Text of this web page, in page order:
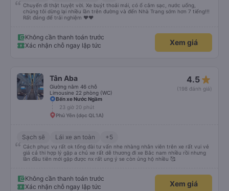
Chuyến đi thật tuyệt vời. Xe buýt thoải mái, có ổ cắm sạc, nước uống,
chúng tôi dừng lại nhiều lần trên đường và đến Nhà Trang sớm hơn 7 tiếng!!!
Rất đáng để trải nghiệm ♥️♥️
Không cần thanh toán trước
Xác nhận chỗ ngay lập tức
Xem giá
Tân Aba
Giường nằm 46 chỗ
Limousine 22 phòng (WC)
4.5 star_rate
(198 đánh giá)
Bến xe Nước Ngầm
23 giờ 20 phút
Phú Yên (dọc QL1A)
Sạch sẽ Lái xe an toàn +5
Cách phục vụ rất ok tổng đài tư vấn nhe nhàng nhân viên trên xe rất vui vẻ
giá cả thi hợp lý gặp a chủ xe rất dễ thương đi xe Bắc nam nhiều rồi nhưng
lần đầu tiên mới gặp được nx rất ung ý se còn ủng hộ nhiều 🥰
Không cần thanh toán trước
Xác nhận chỗ ngay lập tức
Xem giá